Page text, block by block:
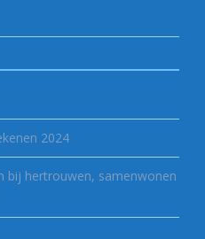
2024
bij hertrouwen, samenwonen